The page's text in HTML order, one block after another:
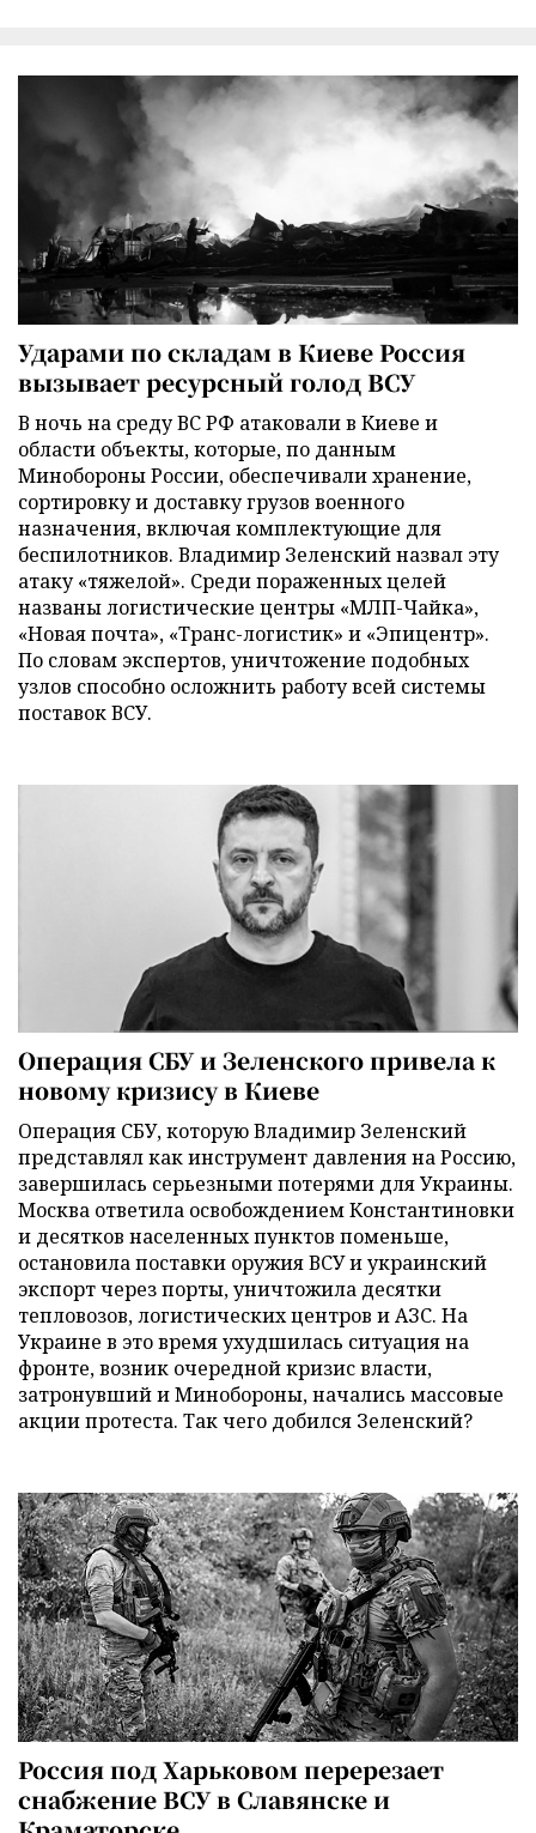
Ударами по складам в Киеве Россия
вызывает ресурсный голод ВСУ
В ночь на среду ВС РФ атаковали в Киеве и
области объекты, которые, по данным
Минобороны России, обеспечивали хранение,
сортировку и доставку грузов военного
назначения, включая комплектующие для
беспилотников. Владимир Зеленский назвал эту
атаку «тяжелой». Среди пораженных целей
названы логистические центры «МЛП-Чайка»,
«Новая почта», «Транс-логистик» и «Эпицентр».
По словам экспертов, уничтожение подобных
узлов способно осложнить работу всей системы
поставок ВСУ.
Операция СБУ и Зеленского привела к
новому кризису в Киеве
Операция СБУ, которую Владимир Зеленский
представлял как инструмент давления на Россию,
завершилась серьезными потерями для Украины.
Москва ответила освобождением Константиновки
и десятков населенных пунктов поменьше,
остановила поставки оружия ВСУ и украинский
экспорт через порты, уничтожила десятки
тепловозов, логистических центров и АЗС. На
Украине в это время ухудшилась ситуация на
фронте, возник очередной кризис власти,
затронувший и Минобороны, начались массовые
акции протеста. Так чего добился Зеленский?
Россия под Харьковом перерезает
снабжение ВСУ в Славянске и